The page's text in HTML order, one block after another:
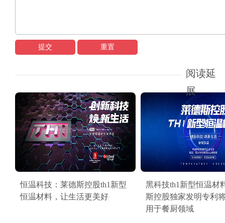
提交 重置
阅读延
展
恒温科技：莱德斯控股th1新型
恒温材料，让生活更美好
黑科技th1新型恒温材
斯控股独家发明专利
用于餐厨领域